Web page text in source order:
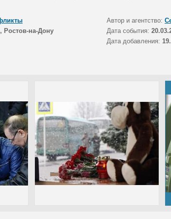
Автор и агентство:
Ростов-на-Дону Дата события:
Дата добавления: